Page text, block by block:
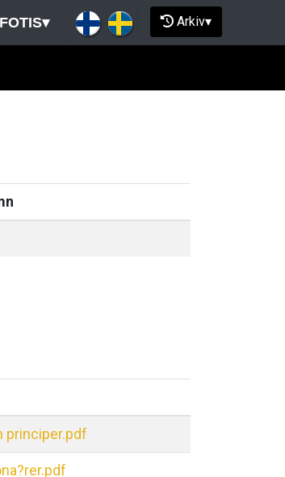
▾ Arkiv▾
principer.pdf